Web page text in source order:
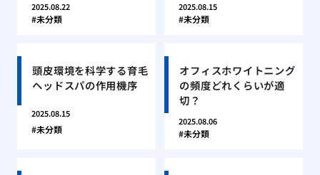
2025.08.22
未分類
2025.08.15
未分類
頭皮環境を科学する育毛
ヘッドスパの作用機序
2025.08.15
未分類
オフィスホワイトニング
の頻度どれくらいが適
切？
2025.08.06
未分類